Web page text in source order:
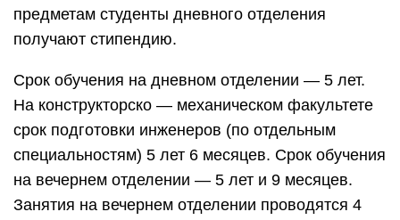
предметам студенты дневного отделения
получают стипендию.
Срок обучения на дневном отделении — 5 лет.
На конструкторско — механическом факультете
срок подготовки инженеров (по отдельным
специальностям) 5 лет 6 месяцев. Срок обучения
на вечернем отделении — 5 лет и 9 месяцев.
Занятия на вечернем отделении проводятся 4